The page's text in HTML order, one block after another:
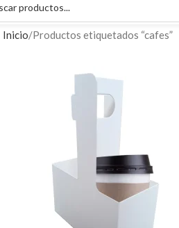
Inicio Productos etiquetados “cafes”